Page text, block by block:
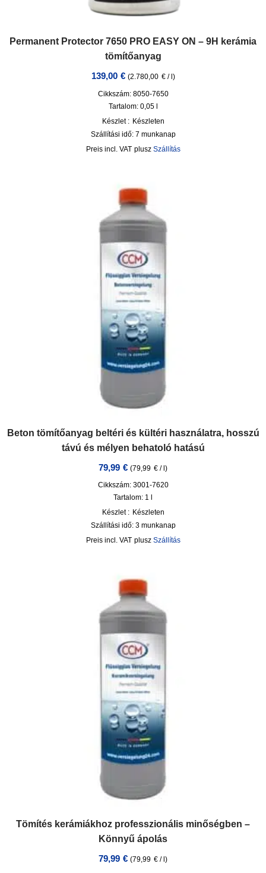
Permanent Protector 7650 PRO EASY ON – 9H kerámia
tömítőanyag
139,00 € (2.780,00 €/ )
Cikkszám: 8050-7650
Tartalom: 0,05 l
Készlet : Készleten
Szállítási idő: 7 munkanap
incl. VAT plusz Szállítás
Beton tömítőanyag beltéri és kültéri használatra, hosszú
távú és mélyen behatoló hatású
79,99 € (79,99 € /l)
Cikkszám: 3001-7620
Tartalom: 1
Készlet : Készleten
Szállítási idő: 3 munkanap
incl. VAT plusz Szállítás
Tömítés kerámiákhoz professzionális minőségben –
Könnyű ápolás
79,99 € (79,99 € / )